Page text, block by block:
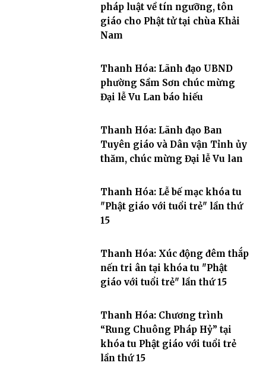
pháp luật về tín ngưỡng, tôn
giáo cho Phật tử tại chùa Khải
Nam
Thanh Hóa: Lãnh đạo UBND
phường Sầm Sơn chúc mừng
Đại lễ Vu Lan báo hiếu
Thanh Hóa: Lãnh đạo Ban
Tuyên giáo và Dân vận Tỉnh ủy
thăm, chúc mừng Đại lễ Vu lan
Thanh Hóa: Lễ bế mạc khóa tu
"Phật giáo với tuổi trẻ" lần thứ
15
Thanh Hóa: Xúc động đêm thắp
nến tri ân tại khóa tu "Phật
giáo với tuổi trẻ" lần thứ 15
Thanh Hóa: Chương trình
“Rung Chuông Pháp Hỷ” tại
khóa tu Phật giáo với tuổi trẻ
lần thứ 15